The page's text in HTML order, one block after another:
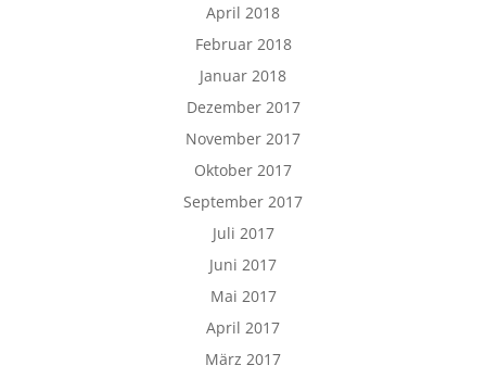
April 2018
Februar 2018
Januar 2018
Dezember 2017
November 2017
Oktober 2017
September 2017
Juli 2017
Juni 2017
Mai 2017
April 2017
März 2017